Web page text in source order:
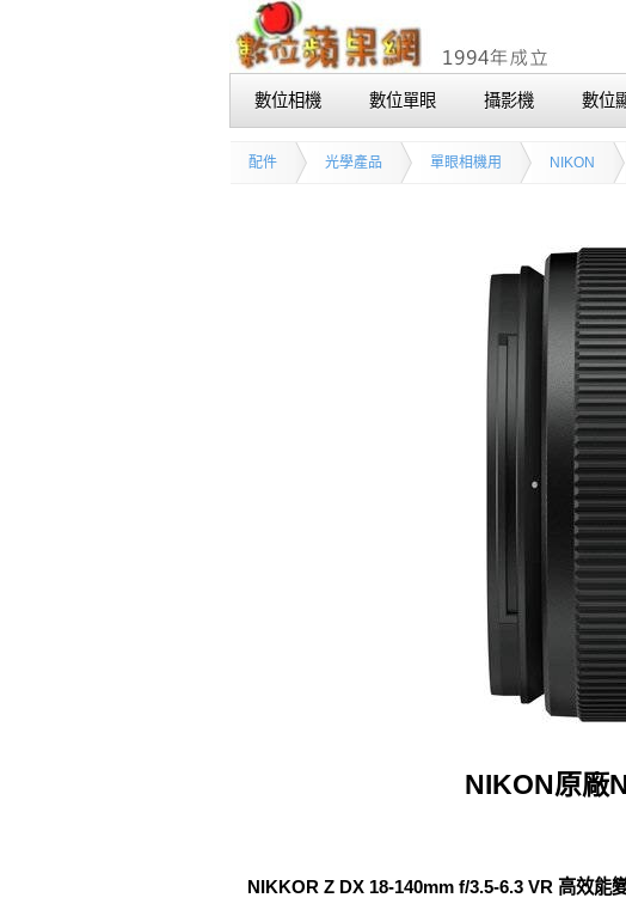
數位相機 數位單眼 攝影機 數位
配件 光學產品 單眼相機用 NIKON
NIKON原廠
NIKKOR Z DX 18-140mm f/3.5-6.3 VR 高效能